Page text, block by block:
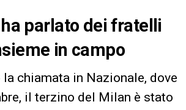
parlato dei fratelli
in campo
chiamata in Nazionale, dove
il terzino del Milan è stato